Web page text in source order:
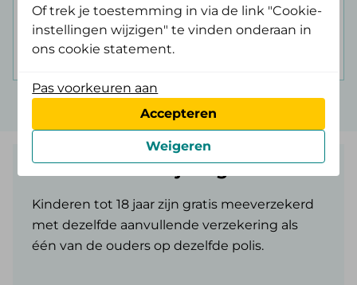
Bereken je premie
Kinderen tot 18 jaar gratis
Kinderen tot 18 jaar zijn gratis meeverzekerd
met dezelfde aanvullende verzekering als
één van de ouders op dezelfde polis.
Of trek je toestemming in via de link "Cookie-
instellingen wijzigen" te vinden onderaan in
ons cookie statement.
Pas voorkeuren aan
Accepteren
Weigeren